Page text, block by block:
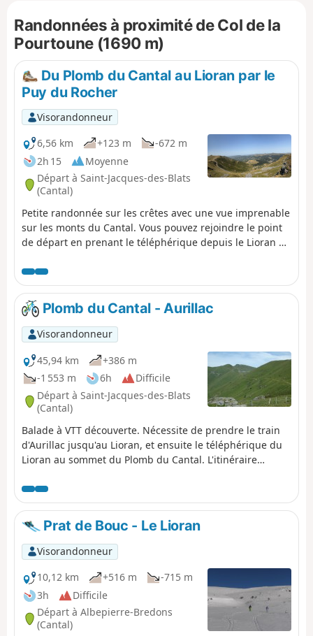
Randonnées à proximité de Col de la
Pourtoune (1690 m)
Du Plomb du Cantal au Lioran par le
Puy du Rocher
Visorandonneur
6,56 km
+123 m
-672 m
2h 15
Moyenne
Départ à Saint-Jacques-des-Blats
(Cantal)
Petite randonnée sur les crêtes avec une vue imprenable
sur les monts du Cantal. Vous pouvez rejoindre le point
de départ en prenant le téléphérique depuis le Lioran ou
avoir profité de la vue depuis le point culminant de ce
beau département, vous rejoindrez le Pas des Alpins en
suivant le chemin balisé GR®4/GR®400. Vous monterez
alors sur le Puy du Rocher afin de profiter d'un autre
point de vue imprenable sur le Plomb du Cantal et ses
alentours. Puis vous redescendrez vers la station du
Lioran sur les crêtes. La balade se termine dans la forêt
du Lioran.Attention : après avoir passé le Puy du Rocher,
deux zones peuvent sembler un peu difficiles pour
certains car nécessitent de descendre la roche, mais des
Plomb du Cantal - Aurillac
Visorandonneur
45,94 km
+386 m
-1 553 m
6h
Difficile
Départ à Saint-Jacques-des-Blats
(Cantal)
Balade à VTT découverte. Nécessite de prendre le train
d'Aurillac jusqu'au Lioran, et ensuite le téléphérique du
Lioran au sommet du Plomb du Cantal. L'itinéraire
Prat de Bouc - Le Lioran
Visorandonneur
10,12 km
+516 m
-715 m
3h
Difficile
Départ à Albepierre-Bredons
(Cantal)